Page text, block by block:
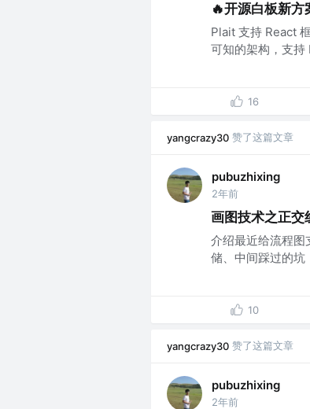
🔥开源白板新
Plait 支持 React
可知的架构，支
16
yangcrazy30 赞了这篇文章
pubuzhixing
2年前
画图技术之正交
介绍最近给流程图
储、中间踩过的坑
10
yangcrazy30 赞了这篇文章
pubuzhixing
2年前